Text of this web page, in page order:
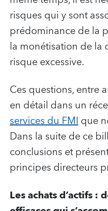
risques qui y sont
prédominance de la
la monétisation de la
risque excessive.
Ces questions, entre
en détail dans un
services du FMIque
Dans la suite de ce
conclusions et
principes directeurs
Les achats d’actifs :